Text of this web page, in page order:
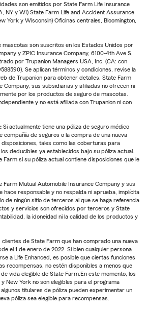
son emitidos por State Farm Life Insurance
NY y WI) State Farm Life and Accident Assurance
York y Wisconsin) Oficinas centrales, Bloomington,
son suscritos en los Estados Unidos por
y ZPIC Insurance Company, 6100-4th Ave S,
por Trupanion Managers USA, Inc. (CA: con
Se aplican términos y condiciones, revise la
de Trupanion para obtener detalles. State Farm
Company, sus subsidiarias y afiliadas no ofrecen ni
por los productos de seguro de mascotas.
y no está afiliada con Trupanion ni con
Si actualmente tiene una póliza de seguro médico
compañía de seguros o la compra de una nueva
tales como las coberturas para
deducibles ya establecidos bajo su póliza actual.
Farm si su póliza actual contiene disposiciones que le
Farm Mutual Automobile Insurance Company y sus
hace responsable y no respalda ni aprueba, implícita
de ningún sitio de terceros al que se haga referencia
y servicios son ofrecidos por terceros y State
la idoneidad ni la calidad de los productos y
de State Farm que han comprado una nueva
el 1 de enero de 2022. Si bien cualquier persona
a Life Enhanced, es posible que ciertas funciones
recompensas, no estén disponibles a menos que
vida elegible de State Farm.En este momento, los
New York no son elegibles para el programa
titulares de póliza pueden experimentar un
póliza sea elegible para recompensas.